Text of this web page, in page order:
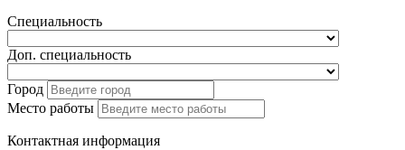
Специальность
Доп. специальность
Город
Место работы
Контактная информация